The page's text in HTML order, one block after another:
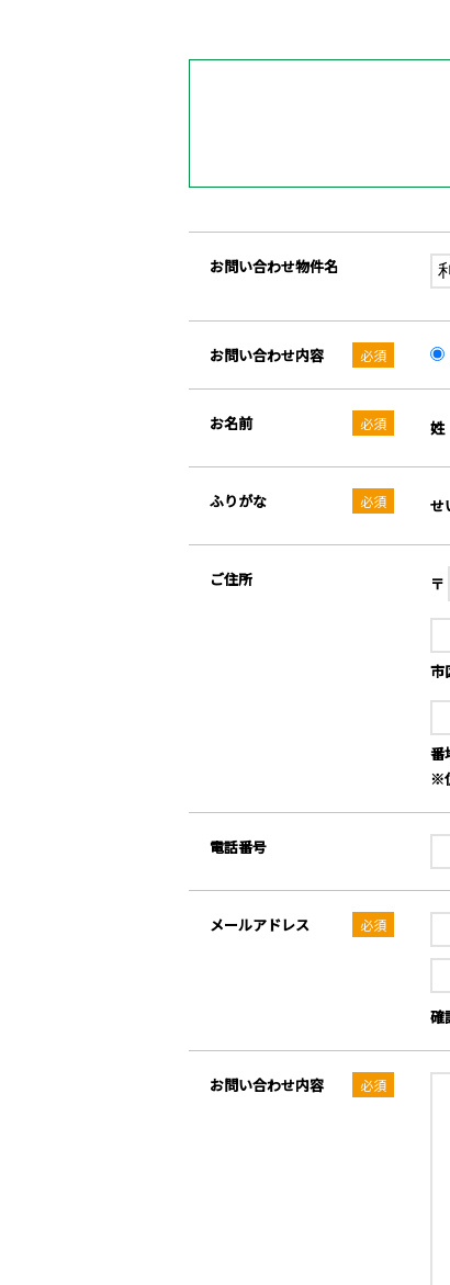
お問い合わせ物件名
お問い合わせ内容
お名前 姓
ふりがな せ
ご住所 〒
市
番
※
電話番号
メールアドレス
確
お問い合わせ内容